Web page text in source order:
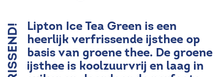
Lipton Ice Tea Green is een
heerlijk verfrissende ijsthee op
basis van groene thee. De groene
ijsthee is koolzuurvrij en laag in